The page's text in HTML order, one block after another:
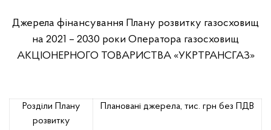
Джерела фінансування Плану розвитку газосховищ
на 2021 – 2030 роки Оператора газосховищ
АКЦІОНЕРНОГО ТОВАРИСТВА «УКРТРАНСГАЗ»
Розділи Плану
розвитку
Плановані джерела, тис. грн без ПДВ